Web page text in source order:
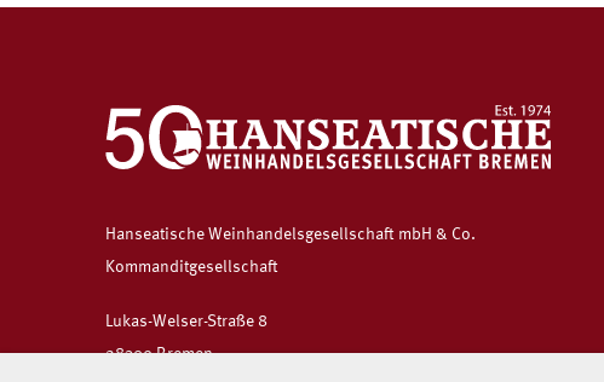
Hanseatische Weinhandelsgesellschaft mbH & Co.
Kommanditgesellschaft
Lukas-Welser-Straße 8
28309 Bremen